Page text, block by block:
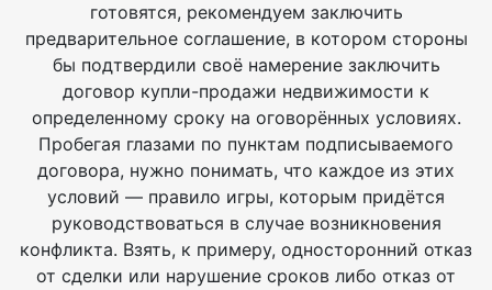
готовятся, рекомендуем заключить
предварительное соглашение, в котором стороны
бы подтвердили своё намерение заключить
договор купли-продажи недвижимости к
определенному сроку на оговорённых условиях.
Пробегая глазами по пунктам подписываемого
договора, нужно понимать, что каждое из этих
условий — правило игры, которым придётся
руководствоваться в случае возникновения
конфликта. Взять, к примеру, односторонний отказ
от сделки или нарушение сроков либо отказ от